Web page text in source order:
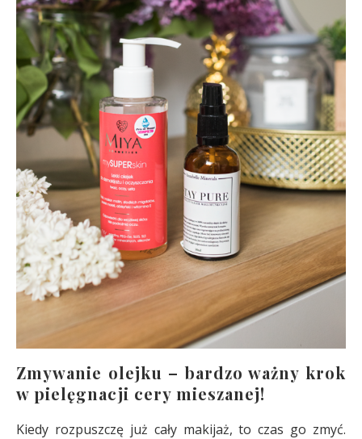
Zmywanie olejku – bardzo ważny krok
w pielęgnacji cery mieszanej!
Kiedy rozpuszczę już cały makijaż, to czas go zmyć.